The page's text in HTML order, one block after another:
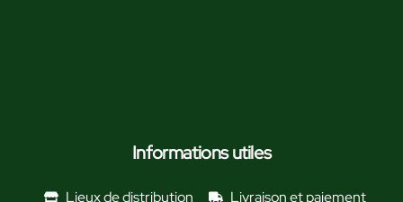
Informations utiles
Lieux de distribution Livraison et paiement